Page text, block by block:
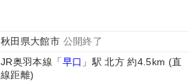
秋田県大館市 公開終了
JR奥羽本線「早口 」駅 北方 約4.5km (直
線距離)